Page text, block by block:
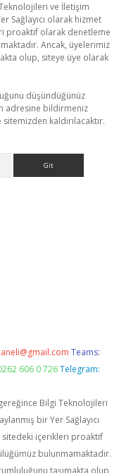
ve İletişim
Sağlayıcı olarak hizmet
proaktif olarak denetleme
Ancak, üyelerimiz
olup, siteye üye olarak
düşündüğünüz
adresine bildirmeniz
kaldırılacaktır.
Teams:
606 0 726 Telegram:
Bilgi Teknolojileri
bir Yer Sağlayıcı
içerikleri proaktif
bulunmamaktadır.
taşımakta olup,